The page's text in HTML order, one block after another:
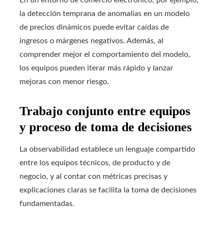
la detección temprana de anomalías en un modelo
de precios dinámicos puede evitar caídas de
ingresos o márgenes negativos. Además, al
comprender mejor el comportamiento del modelo,
los equipos pueden iterar más rápido y lanzar
mejoras con menor riesgo.
Trabajo conjunto entre equipos
y proceso de toma de decisiones
La observabilidad establece un lenguaje compartido
entre los equipos técnicos, de producto y de
negocio, y al contar con métricas precisas y
explicaciones claras se facilita la toma de decisiones
fundamentadas.